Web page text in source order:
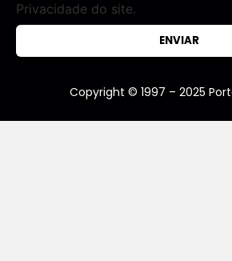
Privacidade do site.
ENVIAR
Copyright © 1997 – 2025